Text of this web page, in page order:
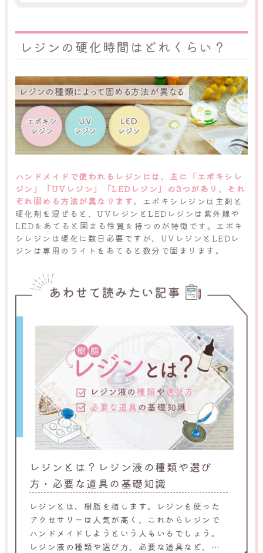
レジンの硬化時間はどれくらい？
ハンドメイドで使われるレジンには、主に「エポキシレ
ジン」「UVレジン」「LEDレジン」の3つがあり、それ
ぞれ固める方法が異なります。 エポキシレジンは主剤と
硬化剤を混ぜると、UVレジンとLEDレジンは紫外線や
LEDをあてると固まる性質を持つのが特徴です。エポキ
シレジンは硬化に数日必要ですが、UVレジンとLEDレ
ジンは専用のライトをあてると数分で固まります。
レジンとは？レジン液の種類や選び
方・必要な道具の基礎知識
レジンとは、樹脂を指します。レジンを使った
アクセサリーは人気が高く、これからレジンで
ハンドメイドしようという人もいるでしょう。
レジン液の種類や選び方、必要な道具など、ハ